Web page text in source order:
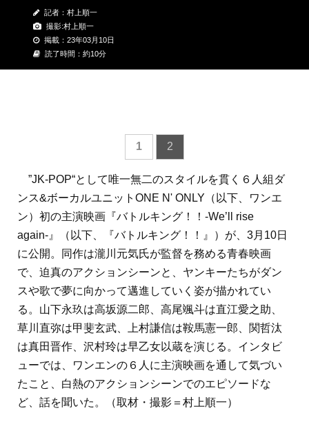
記者：村上順一
撮影:村上順一
掲載：23年03月10日
読了時間：約10分
1 2
”JK-POP“として唯一無二のスタイルを貫く６人組ダ
ンス&ボーカルユニットONE N' ONLY（以下、ワンエ
ン）初の主演映画『バトルキング！！-We’ll rise
again-』（以下、『バトルキング！！』）が、3月10日
に公開。同作は瀧川元気氏が監督を務める青春映画
で、迫真のアクションシーンと、ヤンキーたちがダン
スや歌で夢に向かって邁進していく姿が描かれてい
る。山下永玖は高坂源二郎、高尾颯斗は直江愛之助、
草川直弥は甲斐玄武、上村謙信は鞍馬憲一郎、関哲汰
は真田晋作、沢村玲は早乙女以蔵を演じる。インタビ
ューでは、ワンエンの６人に主演映画を通して気づい
たこと、白熱のアクションシーンでのエピソードな
ど、話を聞いた。（取材・撮影＝村上順一）